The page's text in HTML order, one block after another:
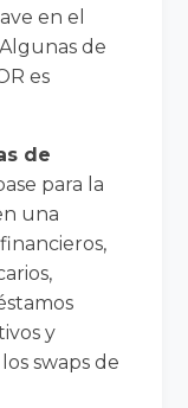
en el
de
es
de
para la
una
y
swaps de